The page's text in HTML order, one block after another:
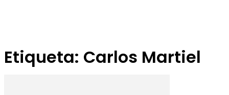
Etiqueta: Carlos Martiel